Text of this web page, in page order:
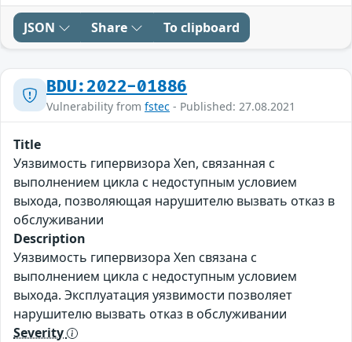
JSON Share To clipboard
BDU:2022-01886
Vulnerability from fstec - Published: 27.08.2021
Title
Уязвимость гипервизора Xen, связанная с
выполнением цикла с недоступным условием
выхода, позволяющая нарушителю вызвать отказ в
обслуживании
Description
Уязвимость гипервизора Xen связана с
выполнением цикла с недоступным условием
выхода. Эксплуатация уязвимости позволяет
нарушителю вызвать отказ в обслуживании
Severity